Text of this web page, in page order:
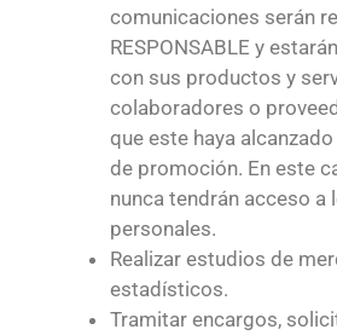
comunicaciones serán
RESPONSABLE y
con sus productos y
colaboradores o
que este haya
de promoción. En este
nunca tendrán acceso a
personales.
Realizar estudios de
estadísticos.
Tramitar encargos,